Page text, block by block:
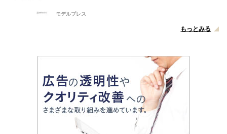
モデルプレス
もっとみる